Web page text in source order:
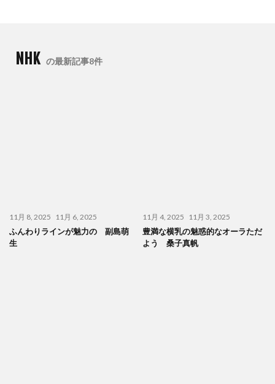
NHK の最新記事8件
11月 8, 2025 11月 6, 2025
ふんわりラインが魅力の 副島萌
生
11月 4, 2025 11月 3, 2025
豊満な横乳の魅惑的なオーラただ
よう 桑子真帆